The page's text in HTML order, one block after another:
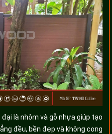
là nhôm và gỗ nhựa giúp tạo
đều, bền đẹp và không cong